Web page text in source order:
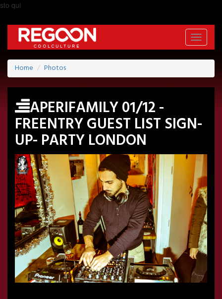
sto qui
Toggle
Home
Photos
APERIFAMILY 01/12 -
FREENTRY GUEST LIST SIGN-
UP- PARTY LONDON